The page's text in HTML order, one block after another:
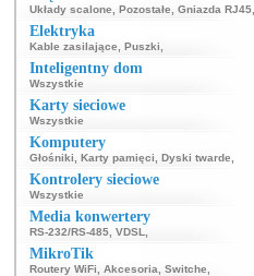
Układy scalone Pozostałe Gniazda RJ45
Elektryka
Kable zasilające Puszki
Inteligentny dom
Wszystkie
Karty sieciowe
Wszystkie
Komputery
Głośniki Karty pamięci Dyski twarde
Kontrolery sieciowe
Wszystkie
Media konwertery
RS-232/RS-485 VDSL
MikroTik
Routery WiFi Akcesoria Switche